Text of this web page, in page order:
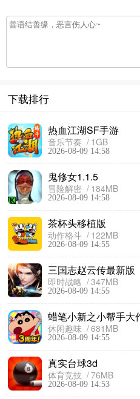
下载排行
热血江湖SF手游
音乐节奏 1GB
2026-08-09 14:58
鬼修女1.1.5
冒险解密 184MB
2026-08-09 14:58
茶杯头移植版
动作格斗 122MB
2026-08-09 14:55
三国志赵云传最新版
即时战略 347MB
2026-08-09 14:55
蜡笔小新之小帮手大
休闲趣味 681MB
2026-08-09 14:55
真实台球3d
体育竞技 76MB
2026-08-09 14:53